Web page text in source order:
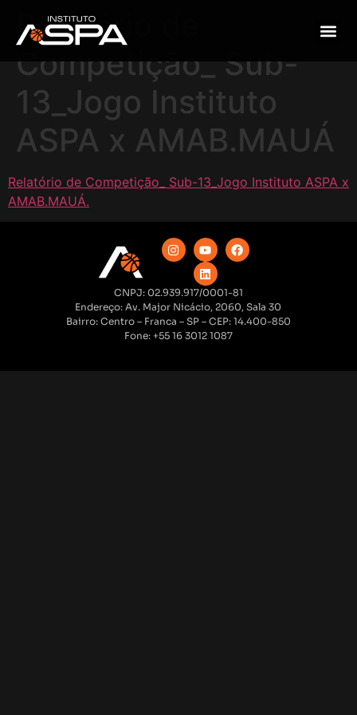
Relatório de
Competição_ Sub-
13_Jogo Instituto
ASPA x AMAB.MAUÁ
Relatório de Competição_ Sub-13_Jogo Instituto ASPA x
AMAB.MAUÁ.
CNPJ: 02.939.917/0001-81
Endereço: Av. Major Nicácio, 2060, Sala 30
Bairro: Centro – Franca – SP – CEP: 14.400-850
Fone: +55 16 3012 1087